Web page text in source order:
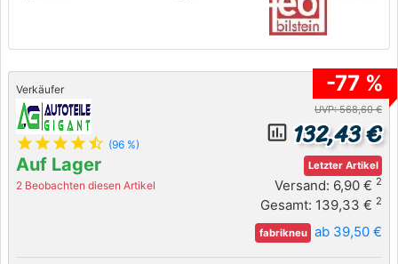
Verkäufer
star star star star star_half (96 %)
Auf Lager
2 Beobachten diesen Artikel
-77 %
UVP: 568,60 €
insert_chart_outlined 132,43 €
Letzter Artikel
Versand: 6,90 € 2
Gesamt: 139,33 € 2
fabrikneu ab 39,50 €